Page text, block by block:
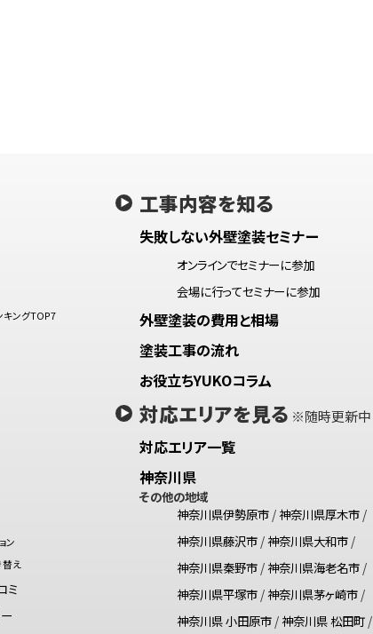
ングTOP7
ン
え
ミ
工事内容を知る
失敗しない外壁塗装セミナー
オンラインでセミナーに参加
会場に行ってセミナーに参加
外壁塗装の費用と相場
塗装工事の流れ
お役立ちYUKOコラム
対応エリアを見る ※随時更新中
対応エリア一覧
神奈川県
その他の地域
神奈川県伊勢原市/神奈川県厚木市/
神奈川県藤沢市/神奈川県大和市/
神奈川県秦野市/神奈川県海老名市/
神奈川県平塚市/神奈川県茅ヶ崎市/
神奈川県 小田原市/神奈川県 松田町/